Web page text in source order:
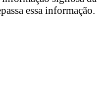
essa informação.